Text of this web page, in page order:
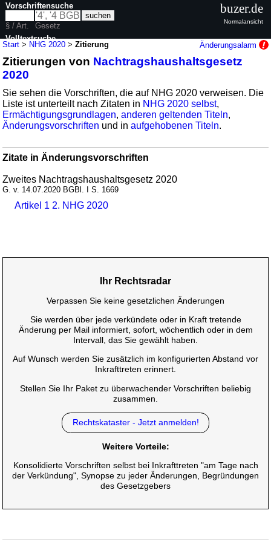
Start > NHG 2020 >Zitierung Änderungsalarm
Zitierungen von Nachtragshaushaltsgesetz
2020
Sie sehen die Vorschriften, die auf NHG 2020 verweisen. Die
Liste ist unterteilt nach Zitaten in NHG 2020 selbst,
Ermächtigungsgrundlagen,anderen geltenden Titeln,
Änderungsvorschriften und inaufgehobenen Titeln.
Zitate in Änderungsvorschriften
Zweites Nachtragshaushaltsgesetz 2020
G. v. 14.07.2020 BGBl. I S. 1669
Artikel 1 2. NHG 2020
Vorschriftensuche
§ / Art.
Gesetz
Volltextsuche
nur in NHG 2020
buzer.de
Normalansicht
Ihr Rechtsradar
Verpassen Sie keine gesetzlichen Änderungen
Sie werden über jede verkündete oder in Kraft tretende
Änderung per Mail informiert, sofort, wöchentlich oder in dem
Intervall, das Sie gewählt haben.
Auf Wunsch werden Sie zusätzlich im konfigurierten Abstand vor
Inkrafttreten erinnert.
Stellen Sie Ihr Paket zu überwachender Vorschriften beliebig
zusammen.
Rechtskataster - Jetzt anmelden!
Weitere Vorteile:
Konsolidierte Vorschriften selbst bei Inkrafttreten "am Tage nach
der Verkündung", Synopse zu jeder Änderungen, Begründungen
des Gesetzgebers